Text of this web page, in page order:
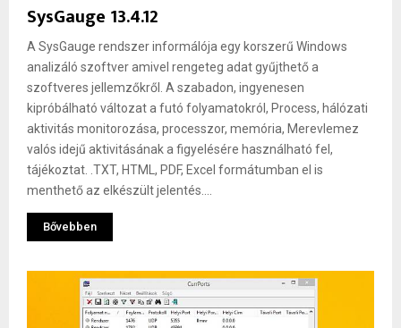
SysGauge 13.4.12
A SysGauge rendszer informálója egy korszerű Windows
analizáló szoftver amivel rengeteg adat gyűjthető a
szoftveres jellemzőkről. A szabadon, ingyenesen
kipróbálható változat a futó folyamatokról, Process, hálózati
aktivitás monitorozása, processzor, memória, Merevlemez
valós idejű aktivitásának a figyelésére használható fel,
tájékoztat. .TXT, HTML, PDF, Excel formátumban el is
menthető az elkészült jelentés....
Bővebben